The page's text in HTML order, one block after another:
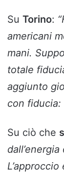
Su Torino:
americani
mani.
totale
aggiunto
con fiducia:
Su ciò che